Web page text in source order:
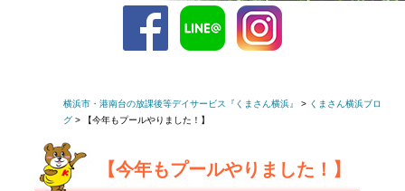
横浜市・港南台の放課後等デイサービス『くまさん横浜』 > くまさん横浜ブロ
グ > 【今年もプールやりました！】
【今年もプールやりました！】